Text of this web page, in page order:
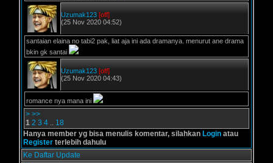
Uzumak123 [off]
(25 Nov 2020 04:52)
santaian elaina no tabi2 pak, liat aja ini ada dramanya. menurut ane drama
bkin gk santai
Uzumak123 [off]
(25 Nov 2020 04:43)
romance nya mana ini
> >>
1 2 3 4 .. 18
Hanya member yg bisa menulis komentar, silahkan Login atau
Register terlebih dahulu
Ke Daftar Update